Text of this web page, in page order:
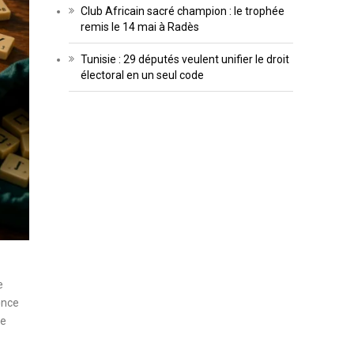
Club Africain sacré champion : le trophée
remis le 14 mai à Radès
Tunisie : 29 députés veulent unifier le droit
électoral en un seul code